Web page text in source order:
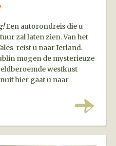
Een autorondreis die u
zal laten zien. Van het
reist u naar Ierland.
mogen de mysterieuze
westkust
hier gaat u naar
een zeer complete